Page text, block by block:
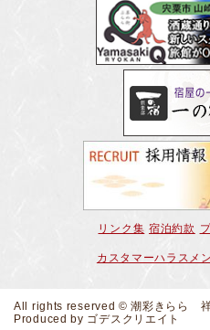
リンク集 宿泊約款
カスタマーハラスメ
All rights reserved © 潮彩きらら
Produced by ゴデスクリエイト